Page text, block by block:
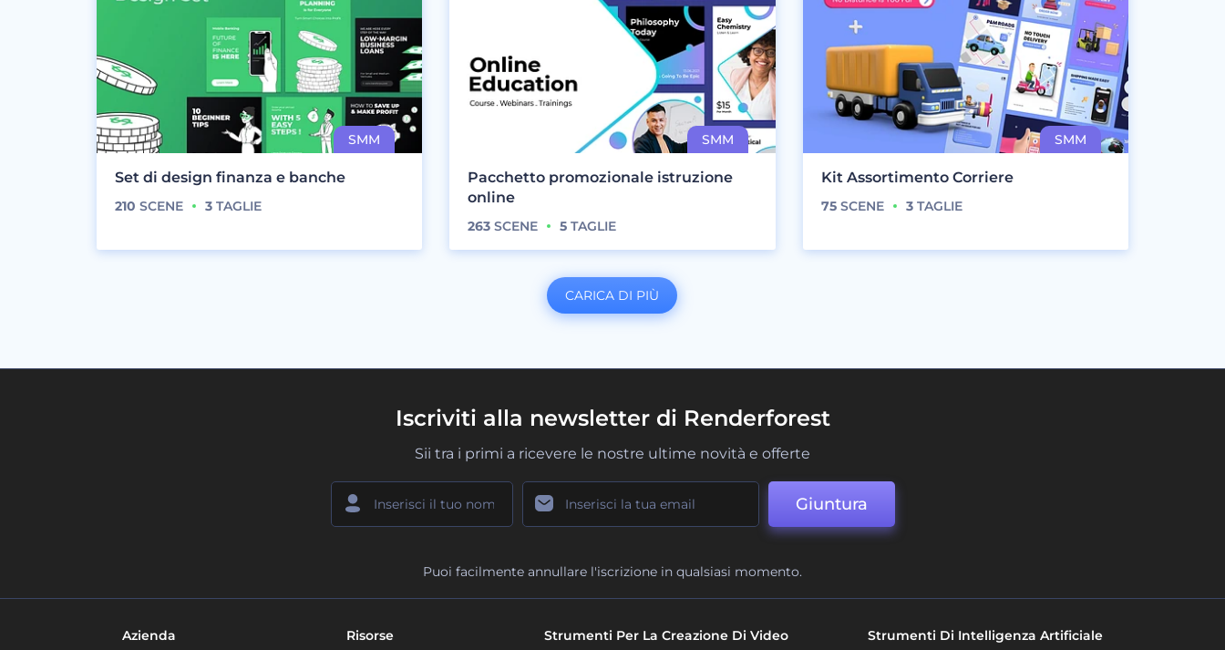
Set di design finanza e banche
210 SCENE 3 TAGLIE
Pacchetto promozionale istruzione
online
263 SCENE 5 TAGLIE
Kit Assortimento Corriere
75SCENE 3TAGLIE
CARICA DI PIÙ
Iscriviti alla newsletter di Renderforest
Sii tra i primi a ricevere le nostre ultime novità e offerte
Giuntura
Puoi facilmente annullare l'iscrizione in qualsiasi momento.
Azienda Risorse Strumenti Per La Creazione Di Video Strumenti Di Intelligenza Artificiale